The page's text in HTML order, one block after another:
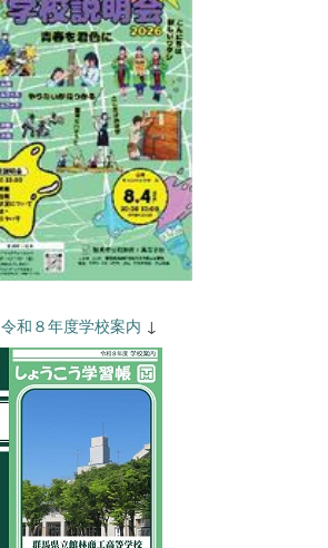
令和８年度学校案内 ↓